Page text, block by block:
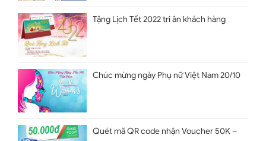
Tặng Lịch Tết 2022 tri ân khách hàng
Chúc mừng ngày Phụ nữ Việt Nam 20/10
Quét mã QR code nhận Voucher 50K –